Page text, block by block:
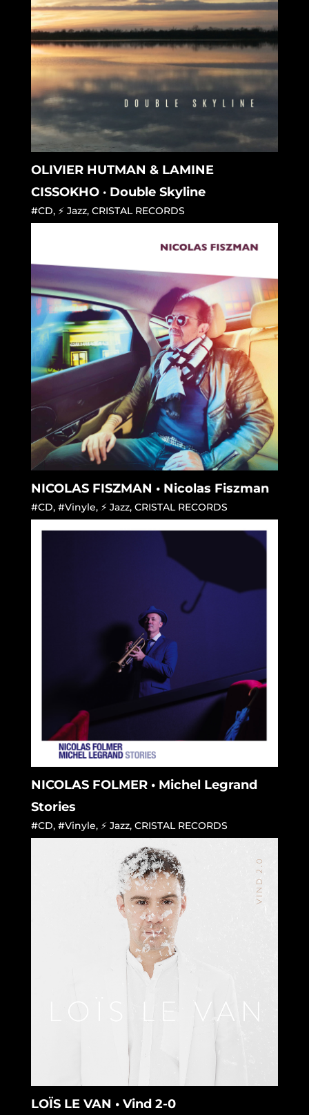
OLIVIER HUTMAN & LAMINE
CISSOKHO · Double Skyline
#CD, ⚡ Jazz, CRISTAL RECORDS
NICOLAS FISZMAN • Nicolas Fiszman
#CD, #Vinyle, ⚡ Jazz, CRISTAL RECORDS
NICOLAS FOLMER • Michel Legrand
Stories
#CD, #Vinyle, ⚡ Jazz, CRISTAL RECORDS
LOÏS LE VAN • Vind 2-0